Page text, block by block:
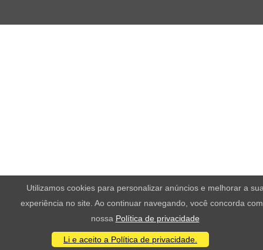
Utilizamos cookies para personalizar anúncios e melhorar a
experiência no site. Ao continuar navegando, você concorda
nossa Política de privacidade
Li e aceito a Política de privacidade.